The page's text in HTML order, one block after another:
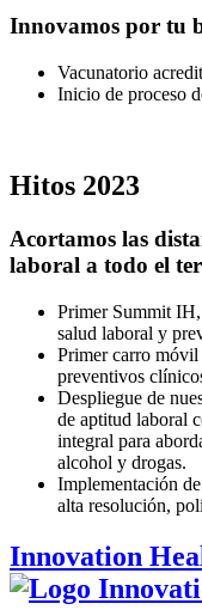
Innovamos por tu
Vacunatorio
Inicio de proceso
Hitos 2023
Acortamos las
laboral a todo el
Primer Summit
salud laboral y
Primer carro móvil
preventivos
Despliegue de
de aptitud laboral
integral para
alcohol y drogas.
Implementación
alta resolución,
Innovation